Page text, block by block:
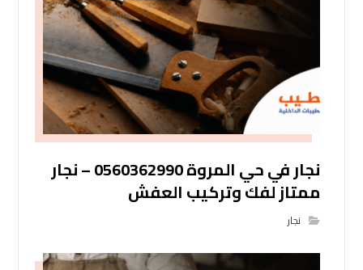
نجار في حي المروة 0560362990 – نجار
ممتاز لفك وتركيب العفش
نجار